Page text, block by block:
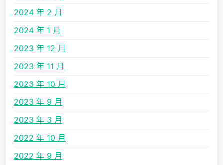
2024 年 2 月
2024 年 1 月
2023 年 12 月
2023 年 11 月
2023 年 10 月
2023 年 9 月
2023 年 3 月
2022 年 10 月
2022 年 9 月